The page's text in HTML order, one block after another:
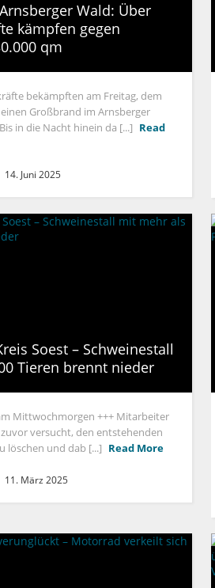
Wald: Über
kämpfen gegen
qm
bekämpften am Freitag, dem
Großbrand im Arnsberger
in die Nacht hinein da [...] Read
14. Juni 2025
Soest – Schweinestall
Tieren brennt nieder
Mittwochmorgen +++ Mitarbeiter
versucht, den entstehenden
löschen und dab [...] Read More
11. März 2025